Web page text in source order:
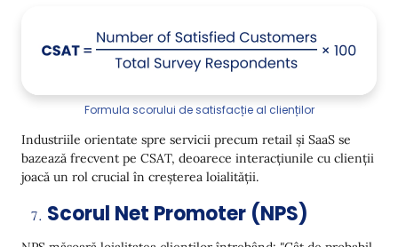
Formula scorului de satisfacție al clienților
Industriile orientate spre servicii precum retail și SaaS se
bazează frecvent pe CSAT, deoarece interacțiunile cu clienții
joacă un rol crucial în creșterea loialității.
Scorul Net Promoter (NPS)